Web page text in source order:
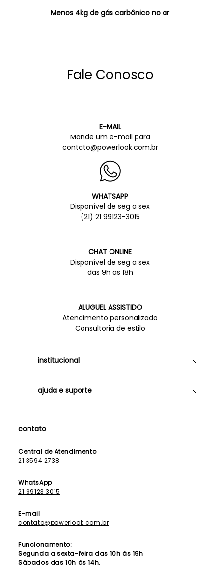
Menos 4kg de gás carbônico no ar
Fale Conosco
E-MAIL
Mande um e-mail para
contato@powerlook.com.br
WHATSAPP
Disponível de seg a sex
(21) 21 99123-3015
CHAT ONLINE
Disponível de seg a sex
das 9h às 18h
ALUGUEL ASSISTIDO
Atendimento personalizado
Consultoria de estilo
institucional
Lojas
Como Funciona
Lista de Formandas
ajuda e suporte
Política de Privacidade
contato
Central de Atendimento
21 3594 2738
WhatsApp
21 99123 3015
E-mail
contato@powerlook.com.br
Funcionamento:
Segunda a sexta-feira das 10h às 19h
Sábados das 10h às 14h.